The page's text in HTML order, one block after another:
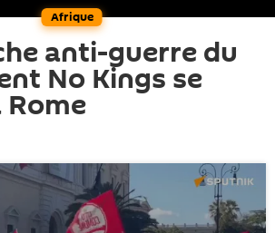
Afrique
anti-guerre du
No Kings se